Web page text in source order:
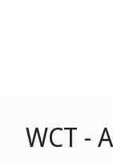
WCT -